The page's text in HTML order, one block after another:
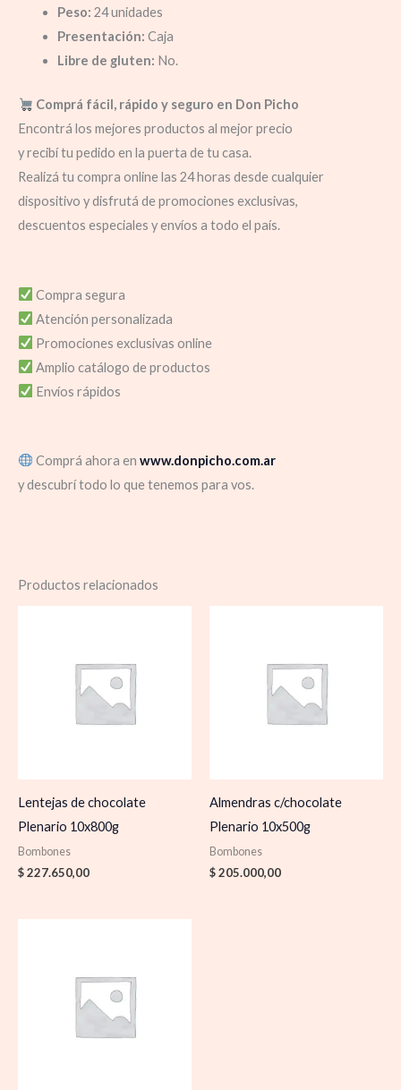
Peso: 24 unidades
Presentación: Caja
Libre de gluten: No.
Comprá fácil, rápido y seguro en Don Picho
Encontrá los mejores productos al mejor precio
y recibí tu pedido en la puerta de tu casa.
Realizá tu compra online las 24 horas desde cualquier
dispositivo y disfrutá de promociones exclusivas,
descuentos especiales y envíos a todo el país.
Compra segura
Atención personalizada
Promociones exclusivas online
Amplio catálogo de productos
Envíos rápidos
Comprá ahora en www.donpicho.com.ar
y descubrí todo lo que tenemos para vos.
Productos relacionados
Lentejas de chocolate
Plenario 10x800g
Bombones
$227.650,00
Almendras c/chocolate
Plenario 10x500g
Bombones
$205.000,00